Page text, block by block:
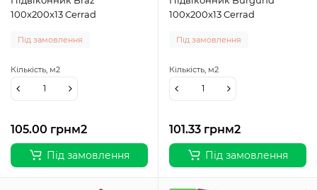
100x200x13 Cerrad
Під замовлення
105.00 грнм2
Кількість, м2
Під замовлення
100x200x13 Cerrad
Під замовлення
101.33 грнм2
Кількість, м2
Під замовлення